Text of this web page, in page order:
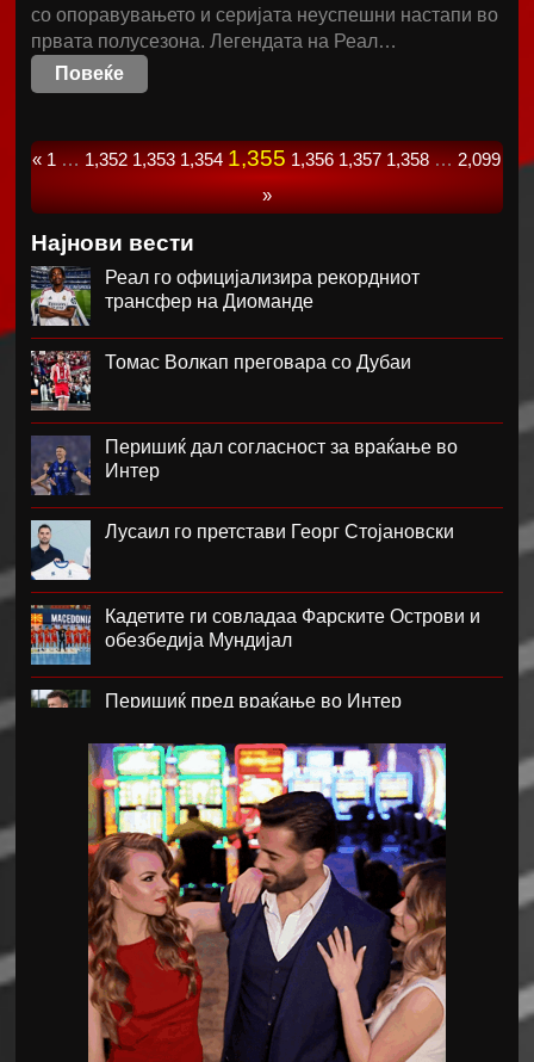
со опоравувањето и серијата неуспешни настапи во
првата полусезона. Легендата на Реал…
Повеќе
« 1 … 1,352 1,353 1,354 1,355 1,356 1,357 1,358 … 2,099
»
Најнови вести
Реал го официјализира рекордниот
трансфер на Диоманде
Томас Волкап преговара со Дубаи
Перишиќ дал согласност за враќање во
Интер
Лусаил го претстави Георг Стојановски
Кадетите ги совладаа Фарските Острови и
обезбедија Мундијал
Перишиќ пред враќање во Интер
Лара Гут Бехрами означи крај на скијачката
кариера
Меси со два гола се врати во дресот на
Интер Мајами по Мундијалот
Шенгелија плати еден милион и се
ослободи од Барселона
Мајорка убедливо го совлада ПСЖ